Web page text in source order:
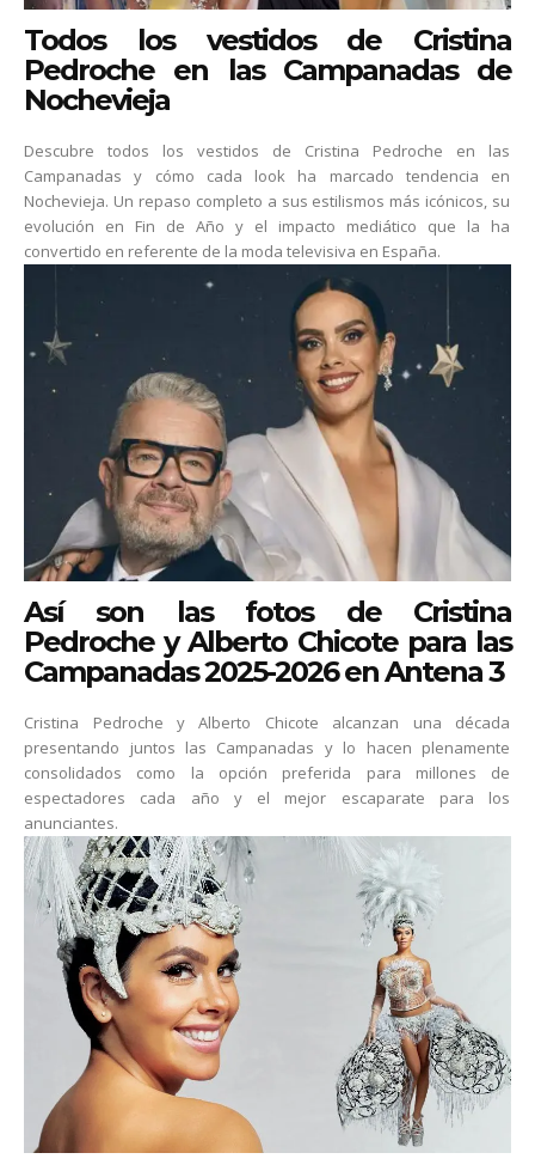
Todos los vestidos de Cristina
Pedroche en las Campanadas de
Nochevieja
Descubre todos los vestidos de Cristina Pedroche en las
Campanadas y cómo cada look ha marcado tendencia en
Nochevieja. Un repaso completo a sus estilismos más icónicos, su
evolución en Fin de Año y el impacto mediático que la ha
convertido en referente de la moda televisiva en España.
Así son las fotos de Cristina
Pedroche y Alberto Chicote para las
Campanadas 2025-2026 en Antena 3
Cristina Pedroche y Alberto Chicote alcanzan una década
presentando juntos las Campanadas y lo hacen plenamente
consolidados como la opción preferida para millones de
espectadores cada año y el mejor escaparate para los
anunciantes.